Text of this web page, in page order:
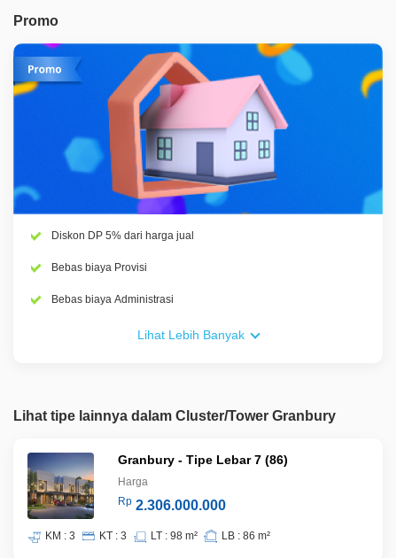
Promo
Diskon DP 5% dari harga jual
Bebas biaya Provisi
Bebas biaya Administrasi
Bebas biaya Asuransi Kebakaran
Lihat Lebih Banyak
Lihat tipe lainnya dalam Cluster/Tower Granbury
Granbury - Tipe Lebar 7 (86)
Harga
Rp 2.306.000.000
KM : 3 KT : 3 LT : 98 m² LB : 86 m²